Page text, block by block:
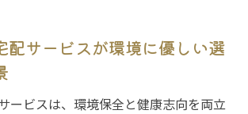
配サービスが環境に優しい選
ービスは、環境保全と健康志向を両立